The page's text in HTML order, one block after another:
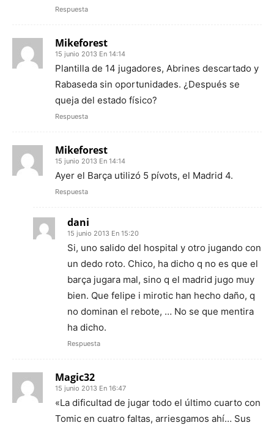
Respuesta
Mikeforest
15 junio 2013 En 14:14
Plantilla de 14 jugadores, Abrines descartado y
Rabaseda sin oportunidades. ¿Después se
queja del estado físico?
Respuesta
Mikeforest
15 junio 2013 En 14:14
Ayer el Barça utilizó 5 pívots, el Madrid 4.
Respuesta
dani
15 junio 2013 En 15:20
Si, uno salido del hospital y otro jugando con
un dedo roto. Chico, ha dicho q no es que el
barça jugara mal, sino q el madrid jugo muy
bien. Que felipe i mirotic han hecho daño, q
no dominan el rebote, … No se que mentira
ha dicho.
Respuesta
Magic32
15 junio 2013 En 16:47
«La dificultad de jugar todo el último cuarto con
Tomic en cuatro faltas, arriesgamos ahí… Sus